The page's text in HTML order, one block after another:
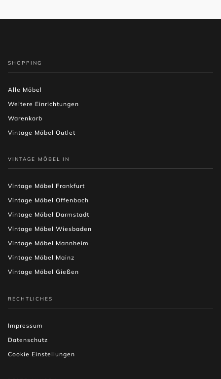
SHOPPING
Alle Möbel
Weitere Einrichtungen
Warenkorb
Vintage Möbel Outlet
VINTAGE MÖBEL IN
Vintage Möbel Frankfurt
Vintage Möbel Offenbach
Vintage Möbel Darmstadt
Vintage Möbel Wiesbaden
Vintage Möbel Mannheim
Vintage Möbel Mainz
Vintage Möbel Gießen
RECHTLICHES
Impressum
Datenschutz
Cookie Einstellungen